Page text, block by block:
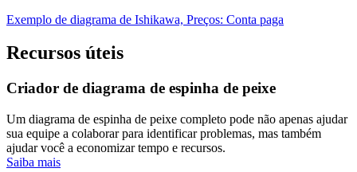
Exemplo de diagrama de Ishikawa, Preços: Conta paga
Recursos úteis
Criador de diagrama de espinha de peixe
Um diagrama de espinha de peixe completo pode não apenas ajudar
sua equipe a colaborar para identificar problemas, mas também
ajudar você a economizar tempo e recursos.
Saiba mais